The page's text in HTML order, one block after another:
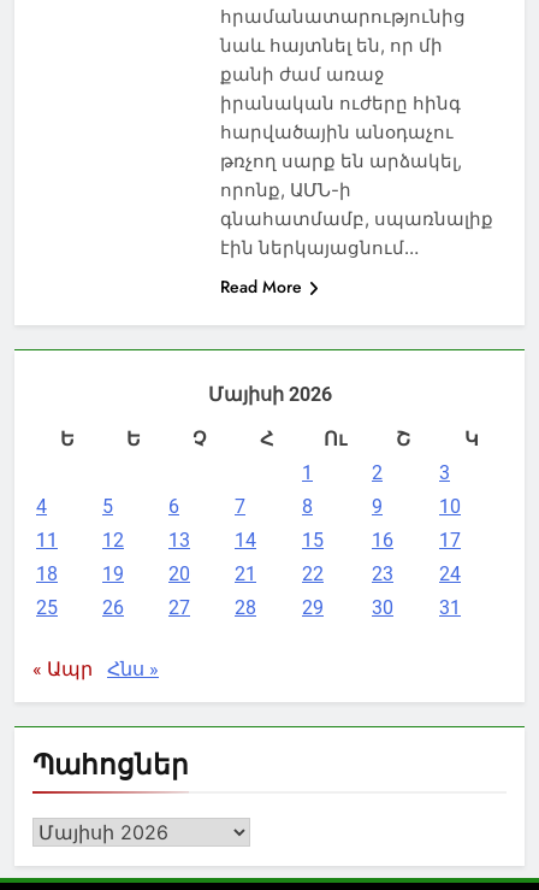
հրամանատարությունից
նաև հայտնել են, որ մի
քանի ժամ առաջ
իրանական ուժերը հինգ
հարվածային անօդաչու
թռչող սարք են արձակել,
որոնք, ԱՄՆ-ի
գնահատմամբ, սպառնալիք
էին ներկայացնում…
Read More
Մայիսի 2026
Ե
Ե Չ Հ Ու Շ
Կ
1
2
3
4
5 6 7 8 9
10
11
12 13 14 15 16
17
18
19 20 21 22 23
24
25
26 27 28 29 30 31
« Ապր Հնս »
Պահոցներ
Պահոցներ